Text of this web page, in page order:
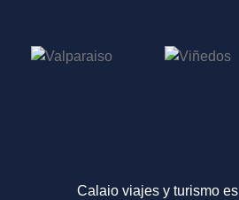
Calaio viajes y turismo